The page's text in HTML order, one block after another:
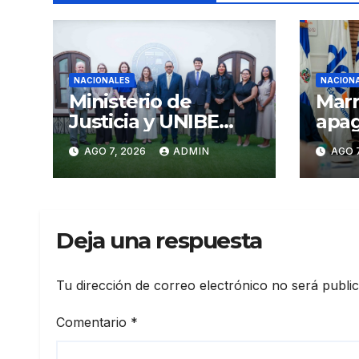
NACIONALES
Ministerio de
Justicia y UNIBE
fortalecen
cooperación en
Justicia y Derechos
AGO 7, 2026 ADMIN
al
de
AGO
Deja una respuesta
Tu dirección de correo electrónico no será
Comentario *